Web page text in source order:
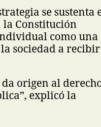
se sustenta
la Constitución
como una
sociedad a recibir
origen al
explicó la